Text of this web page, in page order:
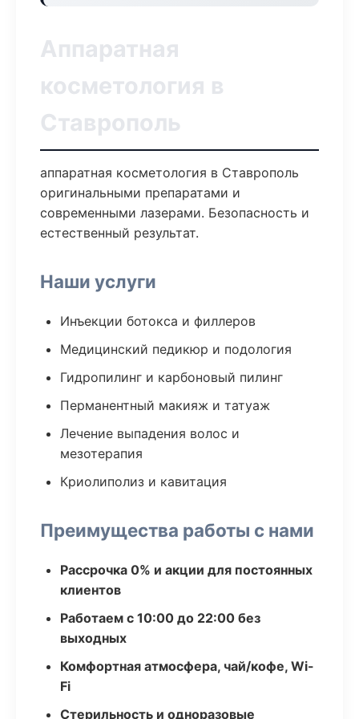
Аппаратная
косметология в
Ставрополь
аппаратная косметология в Ставрополь
оригинальными препаратами и
современными лазерами. Безопасность и
естественный результат.
Наши услуги
Инъекции ботокса и филлеров
Медицинский педикюр и подология
Гидропилинг и карбоновый пилинг
Перманентный макияж и татуаж
Лечение выпадения волос и
мезотерапия
Криолиполиз и кавитация
Преимущества работы с нами
Рассрочка 0% и акции для постоянных
клиентов
Работаем с 10:00 до 22:00 без
выходных
Комфортная атмосфера, чай/кофе, Wi-
Fi
Стерильность и одноразовые